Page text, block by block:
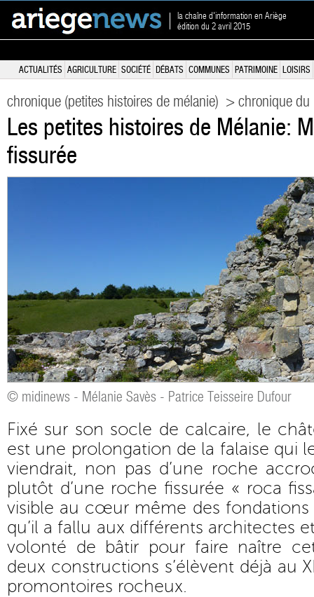
la chaîne d'information en Ariège
édition du 2 avril 2015
ACTUALITÉS AGRICULTURE SOCIÉTÉ DÉBATS COMMUNES PATRIMOINE LOISIRS
chronique (petites histoires de mélanie) > chronique
Les petites histoires de Mélanie:
fissurée
© midinews - Mélanie Savès - Patrice Teisseire Dufour
Fixé sur son socle de calcaire, le
est une prolongation de la falaise qui
viendrait, non pas d’une roche
plutôt d’une roche fissurée « roca
visible au cœur même des fondations
qu’il a fallu aux différents architectes
volonté de bâtir pour faire naître
deux constructions s’élèvent déjà au
promontoires rocheux.